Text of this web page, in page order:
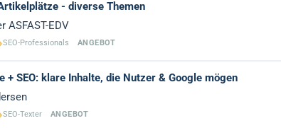
- diverse Themen
ASFAST-EDV
SEO-Professionals ANGEBOT
+ SEO: klare Inhalte, die Nutzer & Google mögen
SEO-Texter ANGEBOT